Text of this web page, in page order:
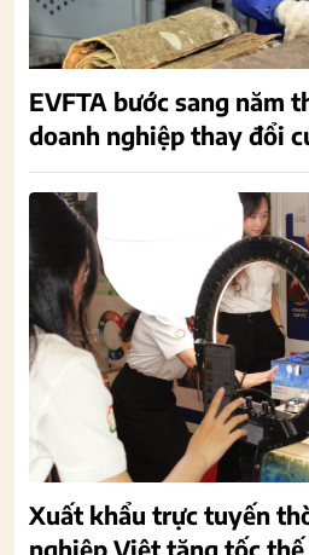
EVFTA bước sang năm
doanh nghiệp thay đổi
Xuất khẩu trực tuyến
nghiệp Việt tăng tốc thế